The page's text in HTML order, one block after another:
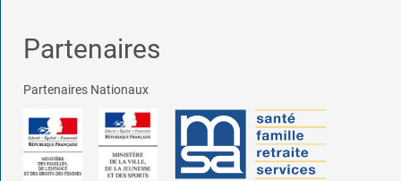
Partenaires
Partenaires Nationaux